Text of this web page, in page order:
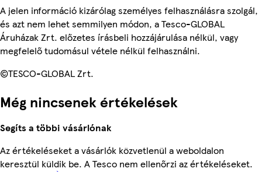
A jelen információ kizárólag személyes felhasználásra szolgál,
és azt nem lehet semmilyen módon, a Tesco-GLOBAL
Áruházak Zrt. előzetes írásbeli hozzájárulása nélkül, vagy
megfelelő tudomásul vétele nélkül felhasználni.
©TESCO-GLOBAL Zrt.
Még nincsenek értékelések
Segíts a többi vásárlónak
Az értékeléseket a vásárlók közvetlenül a weboldalon
keresztül küldik be. A Tesco nem ellenőrzi az értékeléseket.